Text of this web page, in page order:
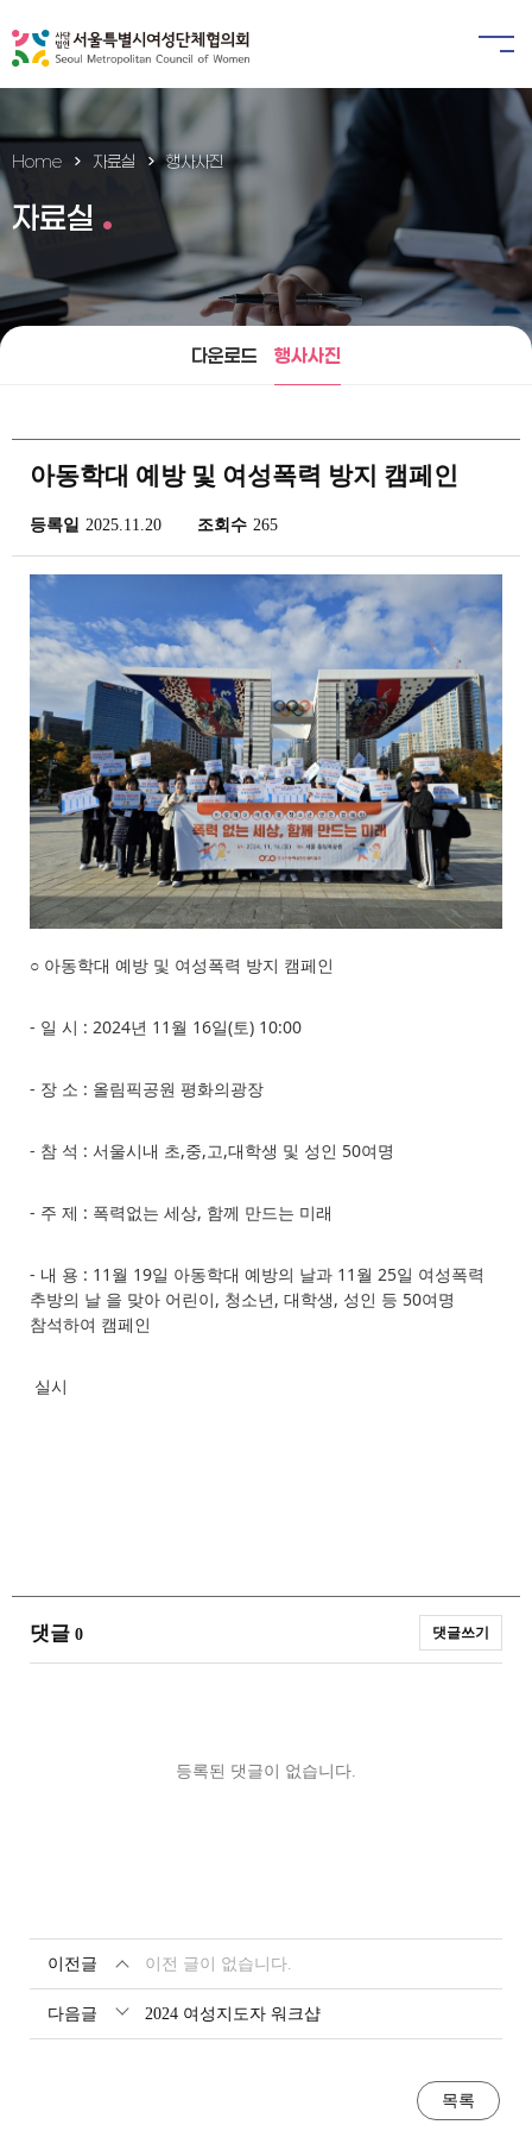
Home 자료실 행사사진
자료실
다운로드 행사사진
아동학대 예방 및 여성폭력 방지 캠페인
등록일 2025.11.20 조회수 265
○ 아동학대 예방 및 여성폭력 방지 캠페인
- 일 시 : 2024년 11월 16일(토) 10:00
- 장 소 : 올림픽공원 평화의광장
- 참 석 : 서울시내 초,중,고,대학생 및 성인 50여명
- 주 제 : 폭력없는 세상, 함께 만드는 미래
- 내 용 : 11월 19일 아동학대 예방의 날과 11월 25일 여성폭력
추방의 날 을 맞아 어린이, 청소년, 대학생, 성인 등 50여명
참석하여 캠페인
실시
댓글 0 댓글쓰기
등록된 댓글이 없습니다.
이전글 이전 글이 없습니다.
다음글 2024 여성지도자 워크샵
목록